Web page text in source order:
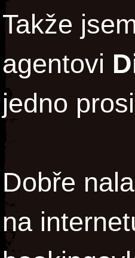
Takže
agentovi
jedno
Dobře
na